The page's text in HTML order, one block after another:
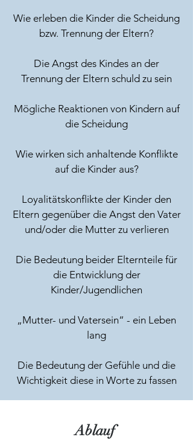
Wie erleben die Kinder die Scheidung
bzw. Trennung der Eltern?
Die Angst des Kindes an der
Trennung der Eltern schuld zu sein
Mögliche Reaktionen von Kindern auf
die Scheidung
Wie wirken sich anhaltende Konflikte
auf die Kinder aus?
Loyalitätskonflikte der Kinder den
Eltern gegenüber die Angst den Vater
und/oder die Mutter zu verlieren
Die Bedeutung beider Elternteile für
die Entwicklung der
Kinder/Jugendlichen
„Mutter- und Vatersein“ - ein Leben
lang
Die Bedeutung der Gefühle und die
Wichtigkeit diese in Worte zu fassen
Ablauf